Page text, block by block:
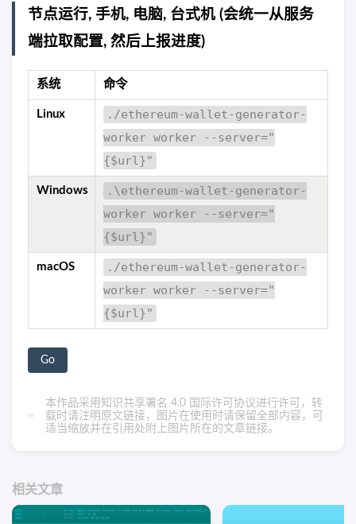
节点运行, 手机, 电脑, 台式机 (会统一从服务
端拉取配置, 然后上报进度)
系统 命令
Linux
./ethereum-wallet-generator-
worker worker --server="
{$url}"
Windows
.\ethereum-wallet-generator-
worker worker --server="
{$url}"
macOS
./ethereum-wallet-generator-
worker worker --server="
{$url}"
Go
本作品采用知识共享署名 4.0 国际许可协议 进行许可，转
载时请注明原文链接，图片在使用时请保留全部内容，可
适当缩放并在引用处附上图片所在的文章链接。
相关文章